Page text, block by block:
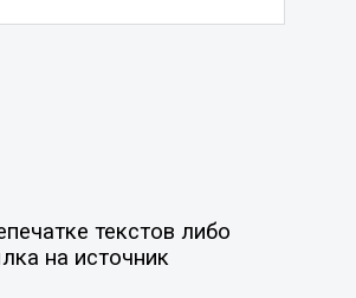
текстов либо
на источник